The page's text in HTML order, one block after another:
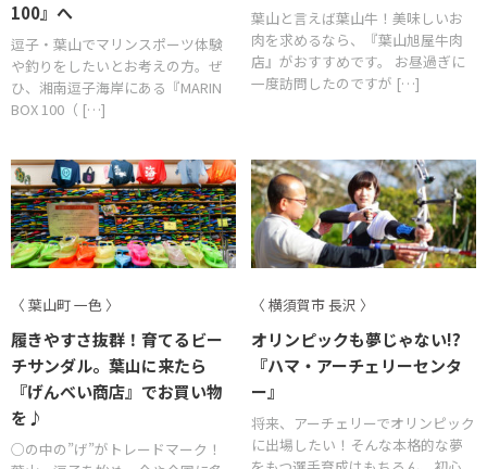
100』へ
逗子・葉山でマリンスポーツ体験
や釣りをしたいとお考えの方。ぜ
ひ、湘南逗子海岸にある『MARIN
BOX 100（ […]
葉山と言えば葉山牛！美味しいお
肉を求めるなら、『葉山旭屋牛肉
店』がおすすめです。 お昼過ぎに
一度訪問したのですが […]
〈 葉山町 一色 〉
履きやすさ抜群！育てるビー
チサンダル。葉山に来たら
『げんべい商店』でお買い物
を♪
○の中の”げ”がトレードマーク！
〈 横須賀市 長沢 〉
オリンピックも夢じゃない!?
『ハマ・アーチェリーセンタ
ー』
将来、アーチェリーでオリンピック
に出場したい！そんな本格的な夢